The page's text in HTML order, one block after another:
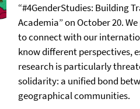
“#4GenderStudies: Building
Academia” on October 20.
to connect with our
know different perspectives,
research is particularly
solidarity: a unified bond
geographical communities.